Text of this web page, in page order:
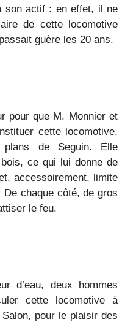
son actif : en effet, il ne
de cette locomotive
guère les 20 ans.
pour que M. Monnier et
cette locomotive,
de Seguin. Elle
bois, ce qui lui donne de
accessoirement, limite
De chaque côté, de gros
le feu.
d’eau, deux hommes
cette locomotive à
pour le plaisir des